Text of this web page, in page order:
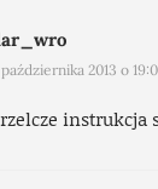
2013 o
instrukcja